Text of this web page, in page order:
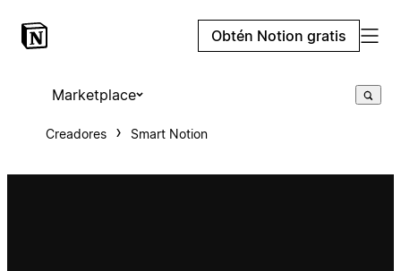
Obtén Notion gratis
Marketplace
Creadores Smart Notion